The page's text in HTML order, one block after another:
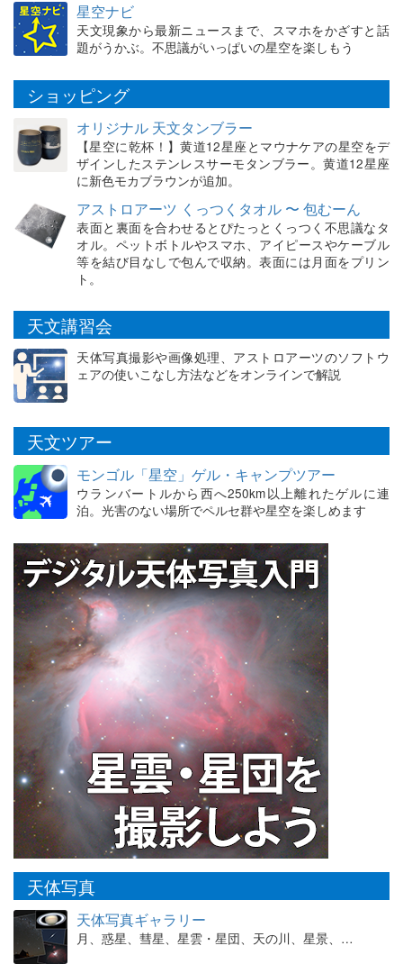
星空ナビ
天文現象から最新ニュースまで、スマホをかざすと話
題がうかぶ。不思議がいっぱいの星空を楽しもう
ショッピング
オリジナル 天文タンブラー
【星空に乾杯！】黄道12星座とマウナケアの星空をデ
ザインしたステンレスサーモタンブラー。黄道12星座
に新色モカブラウンが追加。
アストロアーツ くっつくタオル 〜 包むーん
表面と裏面を合わせるとぴたっとくっつく不思議なタ
オル。ペットボトルやスマホ、アイピースやケーブル
等を結び目なしで包んで収納。表面には月面をプリン
ト。
天文講習会
天体写真撮影や画像処理、アストロアーツのソフトウ
ェアの使いこなし方法などをオンラインで解説
天文ツアー
モンゴル「星空」ゲル・キャンプツアー
ウランバートルから西へ250km以上離れたゲルに連
泊。光害のない場所でペルセ群や星空を楽しめます
天体写真
天体写真ギャラリー
月、惑星、彗星、星雲・星団、天の川、星景、…